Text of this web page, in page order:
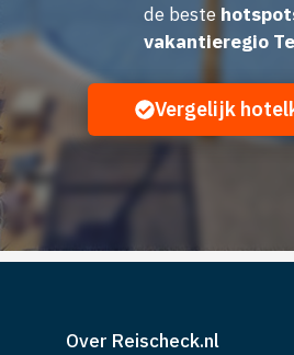
de beste
vakantieregio
Vergelijk
Over Reischeck.nl